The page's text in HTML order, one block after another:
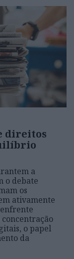
direitos
a
o debate
os
ativamente
concentração
o papel
da